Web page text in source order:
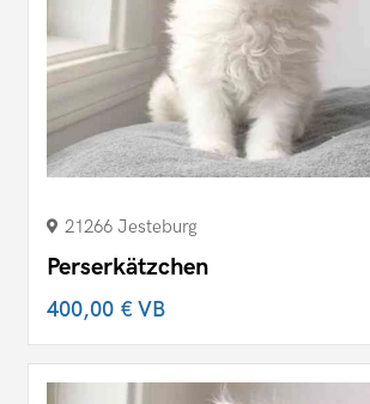
21266 Jesteburg
Perserkätzchen
400,00 €VB